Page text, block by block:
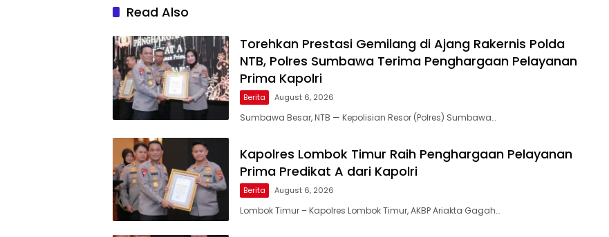
Read Also
Torehkan Prestasi Gemilang di Ajang Rakernis Polda
NTB, Polres Sumbawa Terima Penghargaan Pelayanan
Prima Kapolri
Berita August 6, 2026
Sumbawa Besar, NTB — Kepolisian Resor (Polres) Sumbawa…
Kapolres Lombok Timur Raih Penghargaan Pelayanan
Prima Predikat A dari Kapolri
Berita August 6, 2026
Lombok Timur – Kapolres Lombok Timur, AKBP Ariakta Gagah…